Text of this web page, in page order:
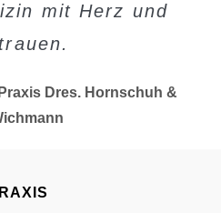
mit Herz und
Dres. Hornschuh &